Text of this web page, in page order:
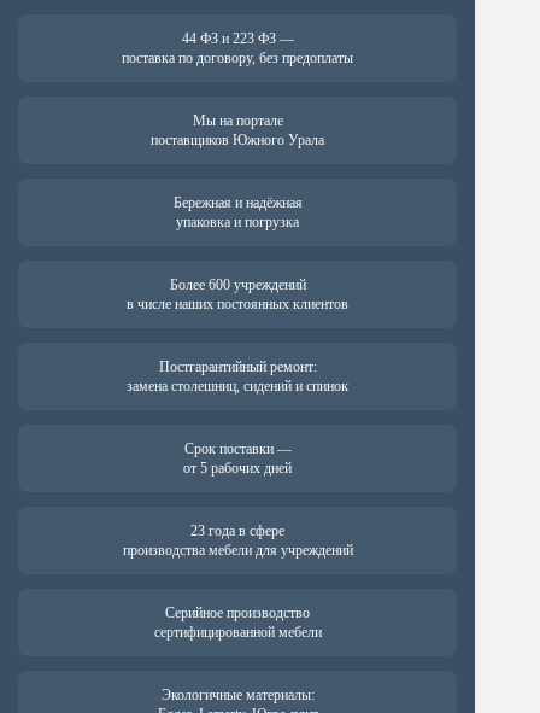
44 ФЗ и 223 ФЗ —
поставка по договору, без предоплаты
Мы на портале
поставщиков Южного Урала
Бережная и надёжная
упаковка и погрузка
Более 600 учреждений
в числе наших постоянных клиентов
Постгарантийный ремонт:
замена столешниц, сидений и спинок
Срок поставки —
от 5 рабочих дней
23 года в сфере
производства мебели для учреждений
Серийное производство
сертифицированной мебели
Экологичные материалы: